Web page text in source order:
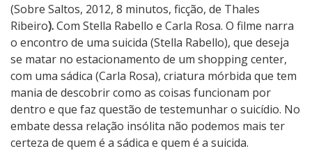
(Sobre Saltos, 2012, 8 minutos, ficção, de Thales
Ribeiro).Com Stella Rabello e Carla Rosa. O filme narra
o encontro de uma suicida (Stella Rabello), que deseja
se matar no estacionamento de um shopping center,
com uma sádica (Carla Rosa), criatura mórbida que tem
mania de descobrir como as coisas funcionam por
dentro e que faz questão de testemunhar o suicídio. No
embate dessa relação insólita não podemos mais ter
certeza de quem é a sádica e quem é a suicida.